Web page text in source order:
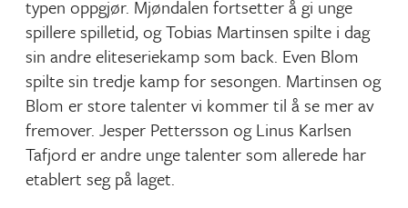
typen oppgjør. Mjøndalen fortsetter å gi unge
spillere spilletid, og Tobias Martinsen spilte i dag
sin andre eliteseriekamp som back. Even Blom
spilte sin tredje kamp for sesongen. Martinsen og
Blom er store talenter vi kommer til å se mer av
fremover. Jesper Pettersson og Linus Karlsen
Tafjord er andre unge talenter som allerede har
etablert seg på laget.